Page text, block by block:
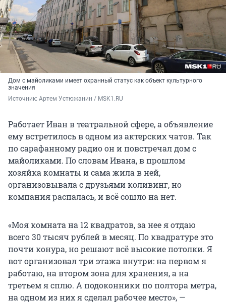
Дом с майоликами имеет охранный статус как объект культурного
значения
Источник: Артем Устюжанин / MSK1.RU
Работает Иван в театральной сфере, а объявление
ему встретилось в одном из актерских чатов. Так
по сарафанному радио он и повстречал дом с
майоликами. По словам Ивана, в прошлом
хозяйка комнаты и сама жила в ней,
организовывала с друзьями коливинг, но
компания распалась, и всё сошло на нет.
«Моя комната на 12 квадратов, за нее я отдаю
всего 30 тысяч рублей в месяц. По квадратуре это
почти конура, но решают всё высокие потолки. Я
вот организовал три этажа внутри: на первом я
работаю, на втором зона для хранения, а на
третьем я сплю. А подоконники по полтора метра,
на одном из них я сделал рабочее место», —